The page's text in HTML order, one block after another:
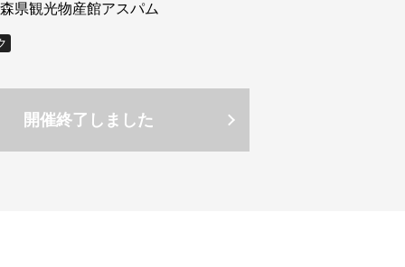
県観光物産館アスパム
開催終了しました